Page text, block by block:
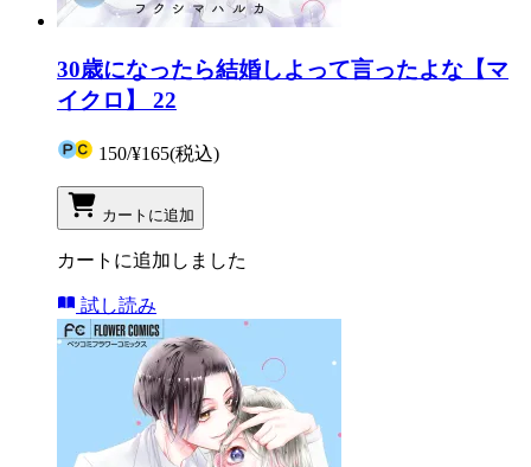
30歳になったら結婚しよって言ったよな【マ
イクロ】 22
150/¥165(税込)
カートに追加
カートに追加しました
試し読み